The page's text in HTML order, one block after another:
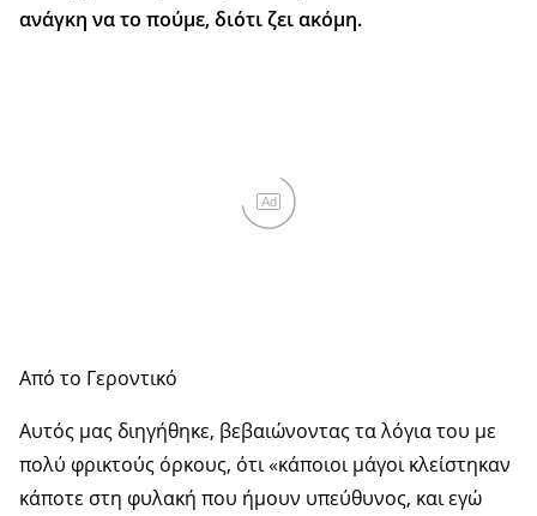
ανάγκη να το πούμε, διότι ζει ακόμη.
Ad
Από το Γεροντικό
Αυτός μας διηγήθηκε, βεβαιώνοντας τα λόγια του με
πολύ φρικτούς όρκους, ότι «κάποιοι μάγοι κλείστηκαν
κάποτε στη φυλακή που ήμουν υπεύθυνος, και εγώ